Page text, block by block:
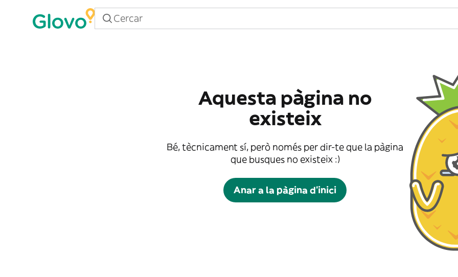
Aquesta pàgina no
existeix
Bé, tècnicament sí, però només per dir-te que la pàgina
que busques no existeix :)
Anar a la pàgina d'inici